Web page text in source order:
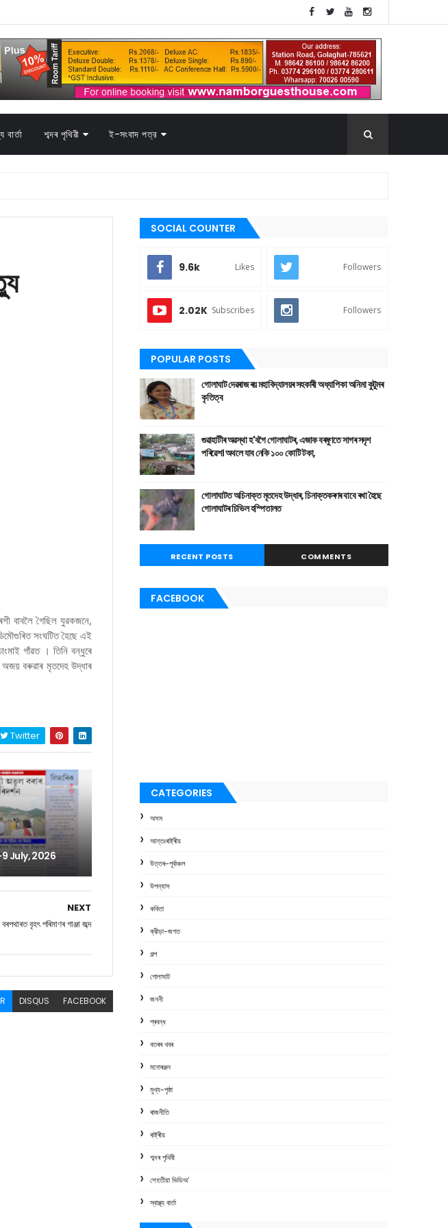
বাৰ্তা শব্দৰ পৃথিৱী ই-সংবাদ পত্র
বাবলৈ গৈছিল যুৱকজনে,
সংঘটিত হৈছে এই
গাঁৱত । তিনি বন্ধুৰে
অজয় বৰুৱাৰ মৃতদেহ উদ্ধাৰ
Twitter
July, 2026
NEXT
বৃহৎ পৰিমাণৰ গাঞ্জা জব্দ
DISQUS FACEBOOK
SOCIAL COUNTER
9.6k Likes Followers
2.02K Subscribes Followers
POPULAR POSTS
গোলাঘাট দেৱৰাজ ৰয় মহাবিদ্যালয়ৰ সহকাৰী অধ্যাপিকা অনিমা কুটুমৰ
কৃতিত্ব
গুৱাহাটীৰ অৱস্থা হ'বগৈ গোলাঘাটৰ, এজাক বৰষুণতে সাগৰ সদৃশ
পৰিৱেশ। অথলে যাব নেকি ১০০ কোটি টকা,
গোলাঘাটত অচিনাক্ত মৃতদেহ উদ্ধাৰ, চিনাক্তকৰণৰ বাবে ৰখা হৈছে
গোলাঘাটৰ চিভিল হস্পিতালত
RECENT POSTS COMMENTS
FACEBOOK
CATEGORIES
অসম
আন্তঃৰাষ্ট্ৰীয়
উত্তৰ-পূৰ্বাঞ্চল
উপন্যাস
কবিতা
ক্রীড়া-জগত
গল্প
গোলাঘাট
জননী
প্ৰবন্ধ
বতৰৰ খবৰ
মনোৰঞ্জন
মুখ্য-পৃষ্ঠা
ৰাজনীতি
ৰাষ্ট্ৰীয়
শব্দৰ পৃথিবী
শেহতীয়া ভিডিঅ’
স্বাস্থ্য বাৰ্তা